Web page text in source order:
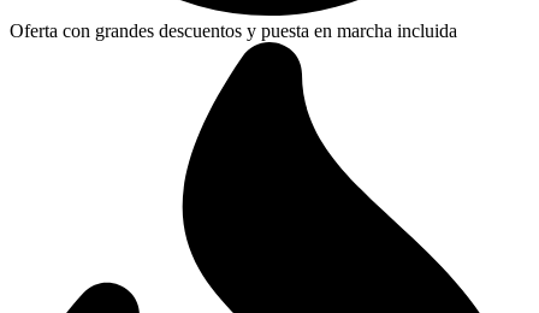
Oferta con grandes descuentos y puesta en marcha incluida